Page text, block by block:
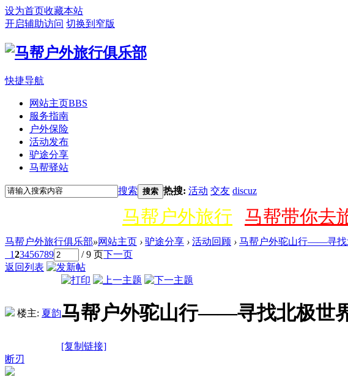
设为首页收藏本站
开启辅助访问 切换到窄版
快捷导航
网站主页BBS
服务指南
户外保险
活动发布
驴途分享
马帮驿站
搜索 搜索 热搜: 活动 交友 discuz
马帮户外旅行 马帮带你去
马帮户外旅行俱乐部»网站主页 › 驴途分享 › 活动回顾 › 马帮户外驼山行——寻找
123456789 / 9 页下一页
返回列表
楼主: 夏韵马帮户外驼山行——寻找北极世
[复制链接]
断刃